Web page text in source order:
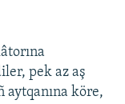
pek az aş
aytqanına köre,